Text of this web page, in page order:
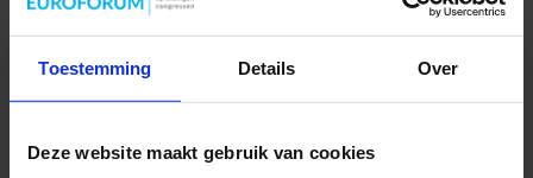
Toestemming Details Over
Deze website maakt gebruik van cookies